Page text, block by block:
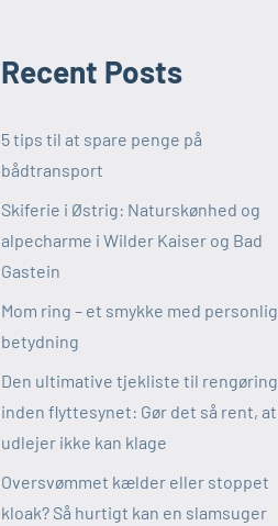
Recent Posts
5 tips til at spare penge på
bådtransport
Skiferie i Østrig: Naturskønhed og
alpecharme i Wilder Kaiser og Bad
Gastein
Mom ring – et smykke med personlig
betydning
Den ultimative tjekliste til rengøring
inden flyttesynet: Gør det så rent, at
udlejer ikke kan klage
Oversvømmet kælder eller stoppet
kloak? Så hurtigt kan en slamsuger